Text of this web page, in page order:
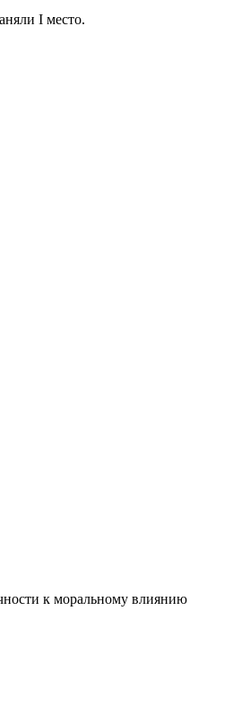
I место.
к моральному влиянию